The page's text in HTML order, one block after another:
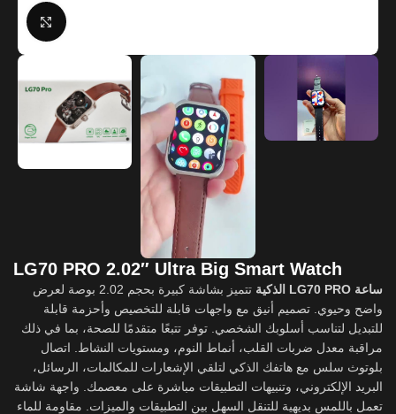
Click to enlarge
LG70 PRO 2.02″ Ultra Big Smart Watch
ساعة LG70 PRO الذكية
تتميز بشاشة كبيرة بحجم 2.02 بوصة لعرض
واضح وحيوي. تصميم أنيق مع واجهات قابلة للتخصيص وأحزمة قابلة
للتبديل لتناسب أسلوبك الشخصي. توفر تتبعًا متقدمًا للصحة، بما في ذلك
مراقبة معدل ضربات القلب، أنماط النوم، ومستويات النشاط. اتصال
بلوتوث سلس مع هاتفك الذكي لتلقي الإشعارات للمكالمات، الرسائل،
البريد الإلكتروني، وتنبيهات التطبيقات مباشرة على معصمك. واجهة شاشة
تعمل باللمس بديهية للتنقل السهل بين التطبيقات والميزات. مقاومة للماء